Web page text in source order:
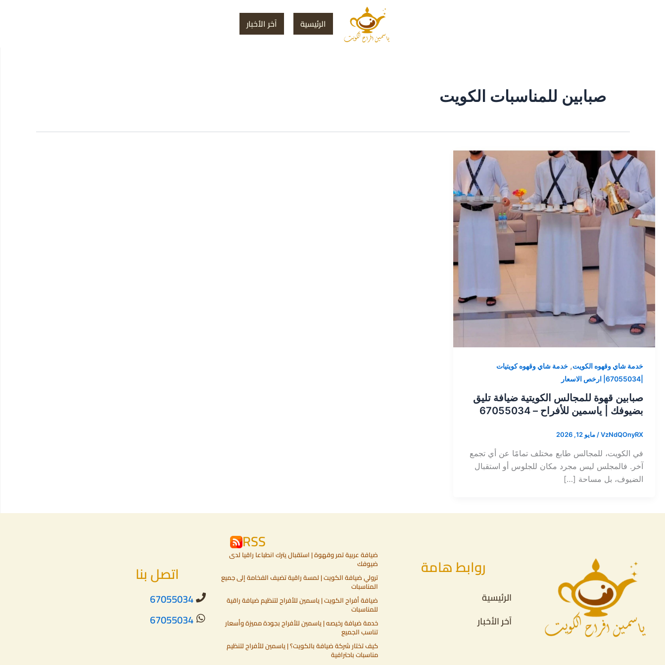
الرئيسية آخر الأخبار
صبابين للمناسبات الكويت
خدمة شاي وقهوه الكويت, خدمة شاي وقهوه كويتيات
صبابين قهوة للمجالس الكويتية ضيافة تليق
بضيوفك | ياسمين للأفراح – 67055034
VzNdQOnyRX
/ مايو 12, 2026
في الكويت، للمجالس طابع مختلف تمامًا عن أي تجمع
آخر. فالمجلس ليس مجرد مكان للجلوس أو استقبال
الضيوف، بل مساحة […]
روابط هامة
الرئيسية
آخر الأخبار
RSS
ضيافة عربية تمر وقهوة | استقبال يترك انطباعا راقيا لدى
ضيوفك
ترولي ضيافة الكويت | لمسة راقية تضيف الفخامة إلى جميع
المناسبات
ضيافة أفراح الكويت | ياسمين للأفراح لتنظيم ضيافة راقية
للمناسبات
خدمة ضيافة رخيصه | ياسمين للأفراح بجودة مميزة وأسعار
تناسب الجميع
كيف تختار شركة ضيافة بالكويت؟ | ياسمين للأفراح لتنظيم
مناسبات باحترافية
اتصل بنا
67055034
67055034